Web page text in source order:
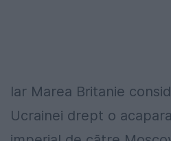
Iar Marea Britanie
Ucrainei drept o